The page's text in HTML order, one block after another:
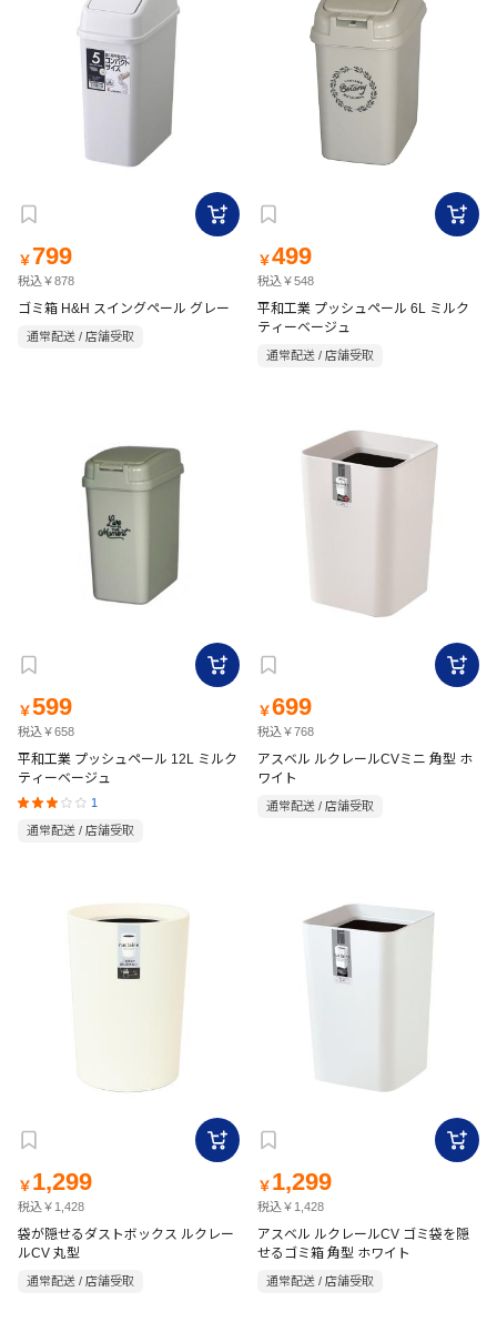
￥ 799
税込￥878
ゴミ箱 H&H スイングペール グレー
通常配送 / 店舗受取
￥499
税込￥548
平和工業 プッシュペール 6L ミルク
ティーベージュ
通常配送 / 店舗受取
￥599
税込￥658
平和工業 プッシュペール 12L ミルク
ティーベージュ
1
通常配送 / 店舗受取
￥699
税込￥768
アスベル ルクレールCVミニ 角型 ホ
ワイト
通常配送 / 店舗受取
￥ 1,299
税込￥1,428
袋が隠せるダストボックス ルクレー
ルCV 丸型
通常配送 / 店舗受取
￥ 1,299
税込￥1,428
アスベル ルクレールCV ゴミ袋を隠
せるゴミ箱 角型 ホワイト
通常配送 / 店舗受取